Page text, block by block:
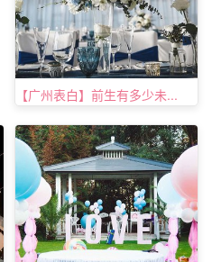
【广州表白】前生有多少未...